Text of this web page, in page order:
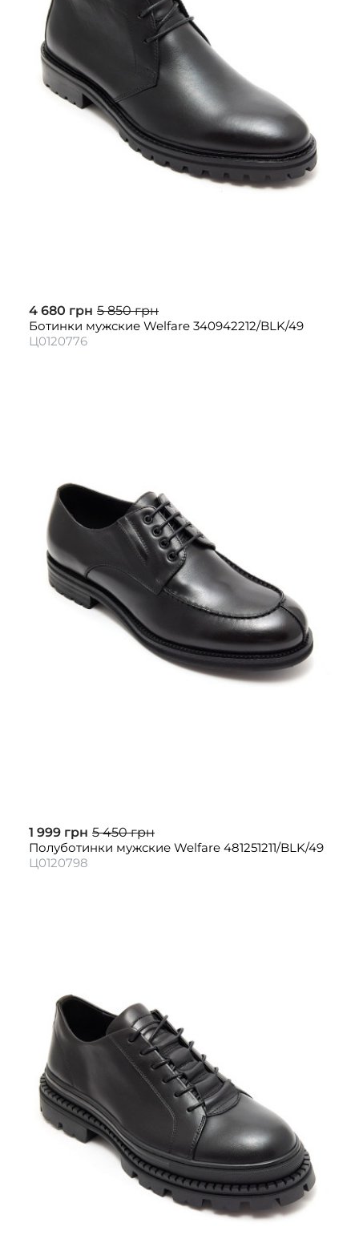
4 680 грн 5 850 грн
Ботинки мужские Welfare 340942212/BLK/49
Ц0120776
1 999 грн 5 450 грн
Полуботинки мужские Welfare 481251211/BLK/49
Ц0120798